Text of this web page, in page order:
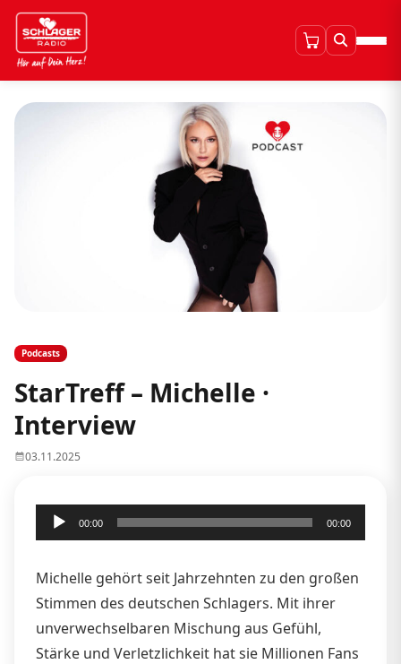
Podcasts
StarTreff – Michelle ·
Interview
03.11.2025
Audio-
Player
00:00 00:00
Michelle gehört seit Jahrzehnten zu den großen
Stimmen des deutschen Schlagers. Mit ihrer
unverwechselbaren Mischung aus Gefühl,
Stärke und Verletzlichkeit hat sie Millionen Fans